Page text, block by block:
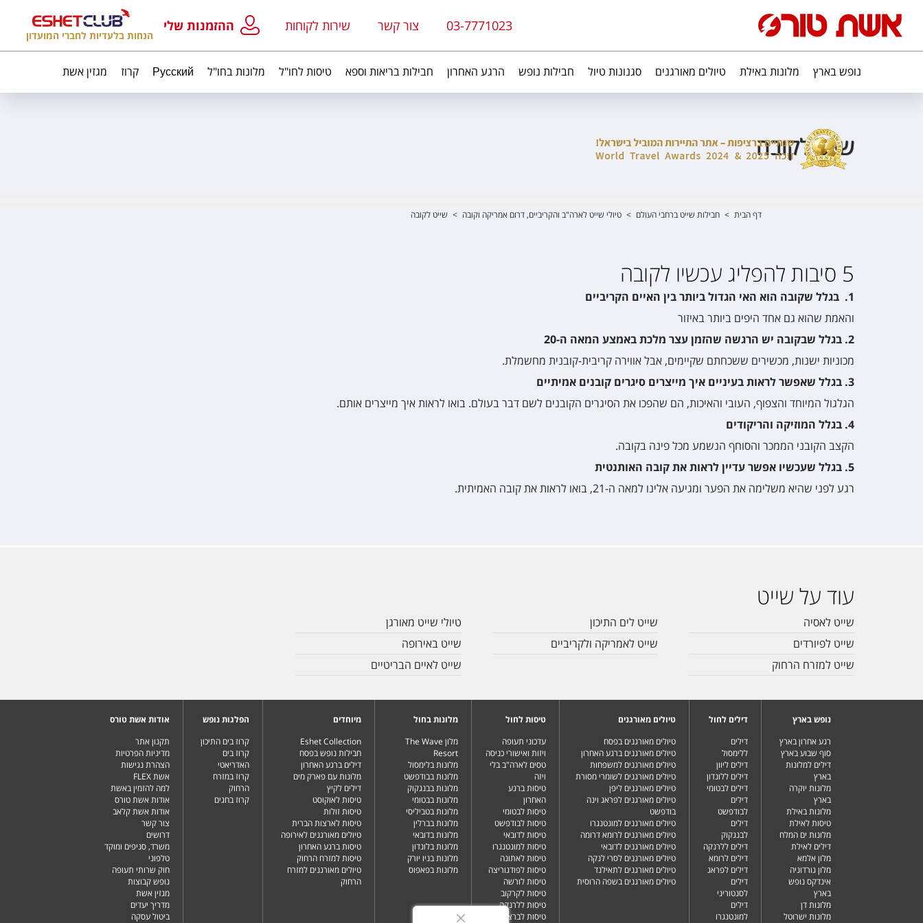
03-7771023 צור קשר שירות לקוחות ההזמנות שלי
הנחות בלעדיות לחברי המועדון
נופש בארץ מלונות באילת טיולים מאורגנים סגנונות טיול חבילות נופש הרגע האחרון חבילות בריאות וספא טיסות לחו"ל מלונות בחו"ל Русский קרוז מגזין אשת
שייט לקובה
דף הבית > חבילות שייט ברחבי העולם > טיולי שייט לארה"ב והקריביים, דרום אמריקה וקובה > שייט לקובה
5 סיבות להפליג עכשיו לקובה
1. בגלל שקובה הוא האי הגדול ביותר בין האיים הקריביים
והאמת שהוא גם אחד היפים ביותר באיזור
2. בגלל שבקובה יש הרגשה שהזמן עצר מלכת באמצע המאה ה-20
מכוניות ישנות, מכשירים ששכחתם שקיימים, אבל אווירה קריבית-קובנית מחשמלת.
3. בגלל שאפשר לראות בעיניים איך מייצרים סיגרים קובנים אמיתיים
הגלגול המיוחד והצפוף, העובי והאיכות, הם שהפכו את הסיגרים הקובנים לשם דבר בעולם. בואו לראות איך מייצרים אותם.
4. בגלל המוזיקה והריקודים
הקצב הקובני הממכר והסוחף הנשמע מכל פינה בקובה.
5. בגלל שעכשיו אפשר עדיין לראות את קובה האותנטית
רגע לפני שהיא משלימה את הפער ומגיעה אלינו למאה ה-21, בואו לראות את קובה האמיתית.
עוד על שייט
שייט לאסיה
שייט לפיורדים
שייט למזרח הרחוק
שייט לים התיכון
שייט לאמריקה ולקריביים
טיולי שייט מאורגן
שייט באירופה
שייט לאיים הבריטיים
נופש בארץ
רגע אחרון בארץ
סוף שבוע בארץ
דילים למלונות
בארץ
מלונות יוקרה
בארץ
מלונות באילת
טיסות לאילת
מלונות ים המלח
דילים לאילת
מלון אלמא
מלון גורדוניה
אינדקס נופש
בארץ
מלונות דן
מלונות ישרוטל
דילים לחול
דילים
ללימסול
דילים ליוון
דילים ללונדון
דילים לבטומי
דילים
לבודפשט
דילים
לבנגקוק
דילים ללרנקה
דילים לרומא
דילים לפראג
דילים
לסנטוריני
דילים
למונטנגרו
טיולים מאורגנים
טיולים מאורגנים בפסח
טיולים מאורגנים ברגע האחרון
טיולים מאורגנים למשפחות
טיולים מאורגנים לשומרי מסורת
טיולים מאורגנים ליפן
טיולים מאורגנים לפראג וינה
בודפשט
טיולים מאורגנים למונטנגרו
טיולים מאורגנים לרומא דרומה
טיולים מאורגנים לדובאי
טיולים מאורגנים לסרי לנקה
טיולים מאורגנים לתאילנד
טיולים מאורגנים בשפה הרוסית
טיסות לחול
עדכוני תעופה
ויזות ואישורי כניסה
טסים לארה"ב בלי
ויזה
טיסות ברגע
האחרון
טיסות לבטומי
טיסות לבודפשט
טיסות לדובאי
טיסות למונטנגרו
טיסות לאתונה
טיסות לפודגוריצה
טיסות לורשה
טיסות לקרקוב
טיסות ללרנקה
טיסות לברצלונה
מלונות בחול
מלון The Wave
Resort
מלונות בלימסול
מלונות בבודפשט
מלונות בבנגקוק
מלונות בבטומי
מלונות בטביליסי
מלונות בברלין
מלונות בדובאי
מלונות בלונדון
מלונות בניו יורק
מלונות בפאפוס
מיוחדים
Eshet Collection
חבילות נופש בפסח
דילים ברגע האחרון
מלונות עם פארק מים
דילים לקיץ
טיסות לאוקוסט
טיסות זולות
טיסות לארצות הברית
טיולים מאורגנים לאירופה
טיסות ברגע האחרון
טיסות למזרח הרחוק
טיולים מאורגנים למזרח
הרחוק
הפלגות נופש
קרוז בים התיכון
קרוז בים
האדריאטי
קרוז במזרח
הרחוק
קרוז בחגים
אודות אשת טורס
תקנון אתר
מדיניות הפרטיות
הצהרת נגישות
אשת FLEX
למה להזמין באשת
אודות אשת טורס
אודות אשת קלאב
צור קשר
דרושים
משרד, סניפים ומוקד
טלפוני
חוק שרותי תעופה
נופש קבוצות
מגזין אשת
מדריך יעדים
ביטול עסקה